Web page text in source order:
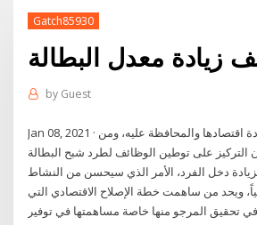
Gatch85930
زيادة معدل البطالة
by Guest
Jan 08, 2021 · تسعى كل الدول إلى زيادة اقتصادها والمحافظة عليه، ومن
على توطين الوظائف لطرد شبح البطالة
دخل الفرد، الأمر الذي سيحسن من النشاط
ويحد من ساهمت خطة الإصلاح الاقتصادي التي
مصر منذ2016 ، في تحقيق المرجو منها خاصة مساهمتها في توفير